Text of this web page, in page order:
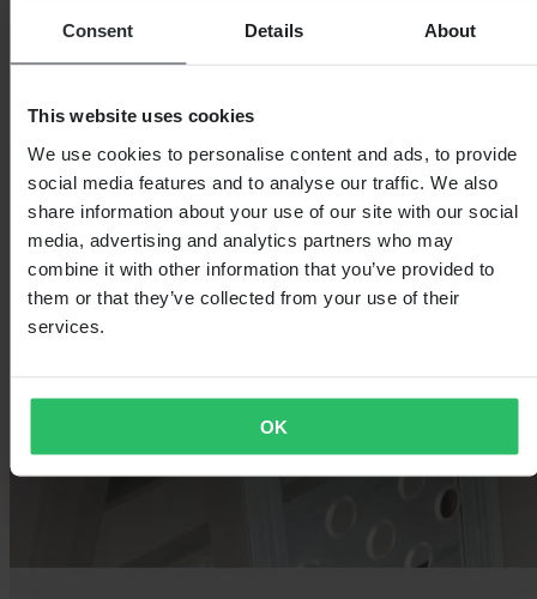
Consent Details About
This website uses cookies
We use cookies to personalise content and ads, to provide
social media features and to analyse our traffic. We also
share information about your use of our site with our social
media, advertising and analytics partners who may
combine it with other information that you’ve provided to
them or that they’ve collected from your use of their
services.
OK